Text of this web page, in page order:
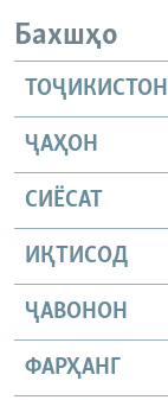
Бахшҳо
ТОҶИКИСТОН
ҶАҲОН
СИЁСАТ
ИҚТИСОД
ҶАВОНОН
ФАРҲАНГ